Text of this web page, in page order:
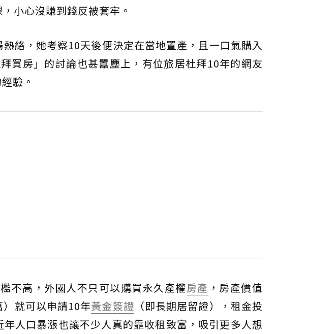
小心沒賺到錢反被套牢。
絡，她考察10天後便決定在當地置產，且一口氣購入
買房」的討論也甚囂塵上，有位旅居杜拜10年的網友
驗。
不高，外國人不只可以購買永久產權房產 ，房產價值
就可以申請10年黃金簽證 （即長期居留證），租金投
人口暴漲也讓不少人真的靠收租致富，吸引更多人想